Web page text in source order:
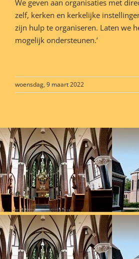
We geven aan organisaties met
zelf, kerken en kerkelijke
zijn hulp te organiseren. Laten we
mogelijk ondersteunen.’
woensdag, 9 maart 2022